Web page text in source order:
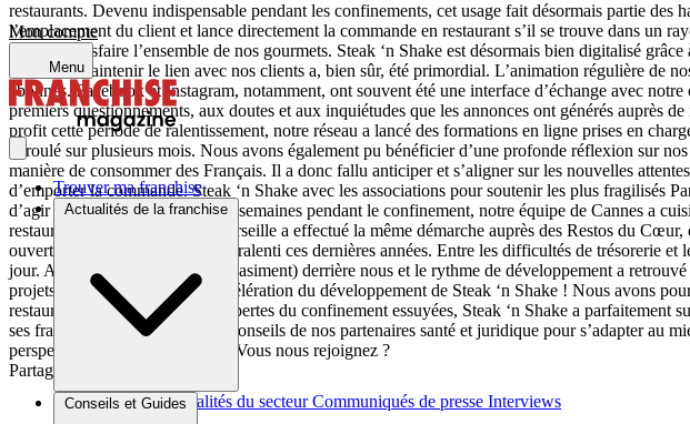
Mon compte
Menu
Trouver ma franchise
Actualités de la franchise
Brèves et actus Actualités du secteur Communiqués de presse Interviews
Conseils et Guides
restaurants. Devenu indispensable pendant les confinements, cet usage fait désormais partie
l’emplacement du client et lance directement la commande en restaurant s’il se trouve dans un
pouvoir satisfaire l’ensemble de nos gourmets. Steak ‘n Shake est désormais bien digitalisé
‘n Shake Maintenir le lien avec nos clients a, bien sûr, été primordial. L’animation régulière de
abonnés. Facebook et Instagram, notamment, ont souvent été une interface d’échange avec
premiers questionnements, aux doutes et aux inquiétudes que les annonces ont générés auprès
profit cette période de ralentissement, notre réseau a lancé des formations en ligne prises en
déroulé sur plusieurs mois. Nous avons également pu bénéficier d’une profonde réflexion sur
manière de consommer des Français. Il a donc fallu anticiper et s’aligner sur les nouvelles
d’emporter la commande. Steak ‘n Shake avec les associations pour soutenir les plus fragilisés
d’agir à notre échelle. Toutes les semaines pendant le confinement, notre équipe de Cannes a
restaurant Steak ‘n Shake de Marseille a effectué la même démarche auprès des Restos du
ouvertures ont bien évidemment ralenti ces dernières années. Entre les difficultés de trésorerie
jour. Aujourd’hui, la crise est (quasiment) derrière nous et le rythme de développement a
projets. 2022 marque donc l’accélération du développement de Steak ‘n Shake ! Nous avons
restaurants. Après les premières pertes du confinement essuyées, Steak ‘n Shake a
ses franchisés, leur apporter les conseils de nos partenaires santé et juridique pour s’adapter
perspectives de développement. Vous nous rejoignez ?
Partager sur :